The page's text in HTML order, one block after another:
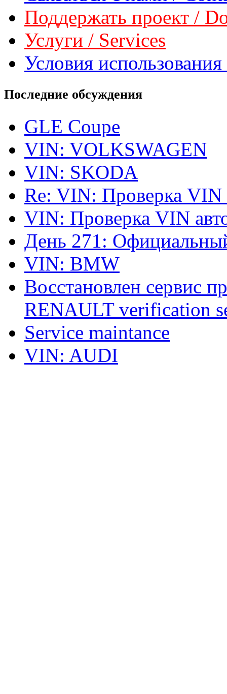
Поддержать проект /
Услуги / Services
Условия
Последние обсуждения
GLE Coupe
VIN: VOLKSWAGEN
VIN: SKODA
Re: VIN: Проверка VIN
VIN: Проверка VIN
День 271:
VIN: BMW
Восстановлен сервис
RENAULT verification
Service maintance
VIN: AUDI